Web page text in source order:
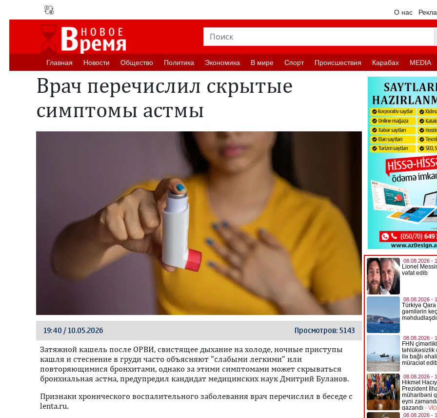
О нас
Главная Новости Oбщество Политика Экономика В мире Спорт Происшествия Карабах MEDIA
Врач перечислил скрытые
симптомы астмы
19:40 / 10.05.2026 Просмотров: 5143
Затяжной кашель после ОРВИ, свистящее дыхание на холоде, ночные приступы
кашля и стеснение в груди часто объясняют "слабыми легкими" или
повторяющимися бронхитами, однако за этими симптомами может скрываться
бронхиальная астма, предупредил кандидат медицинских наук Дмитрий Буланов.
Признаки хронического воспалительного заболевания врач перечислил в беседе с
lenta.ru.